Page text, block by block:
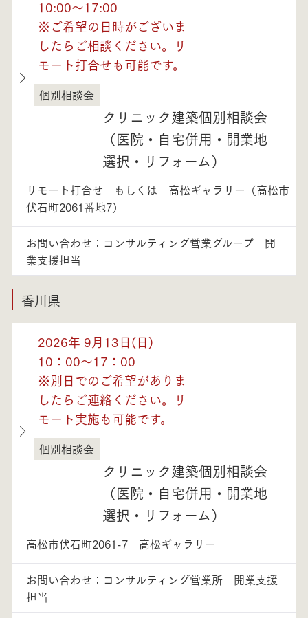
10:00～17:00
※ご希望の日時がございま
したらご相談ください。リ
モート打合せも可能です。
徳島県
個別相談会
クリニック建築個別相談会
（医院・自宅併用・開業地
選択・リフォーム）
リモート打合せ もしくは 高松ギャラリー（高松市
伏石町2061番地7）
お問い合わせ：コンサルティング営業グループ 開
業支援担当
香川県
2026年 9月13日(日)
10：00～17：00
※別日でのご希望がありま
したらご連絡ください。リ
モート実施も可能です。
香川県
個別相談会
クリニック建築個別相談会
（医院・自宅併用・開業地
選択・リフォーム）
高松市伏石町2061-7 高松ギャラリー
お問い合わせ：コンサルティング営業所 開業支援
担当